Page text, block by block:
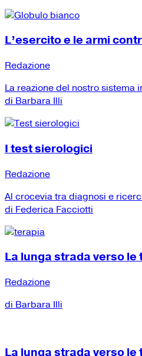
L’esercito e le armi
Redazione
La reazione del nostro sistema
di Barbara Illi
I test sierologici
Redazione
Al crocevia tra diagnosi e
di Federica Facciotti
La lunga strada verso
Redazione
di Barbara Illi
La lunga strada verso